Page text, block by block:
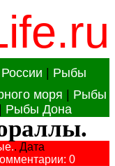
Рыбы
моря
Рыбы
Рыбы Дона
. Дата
0